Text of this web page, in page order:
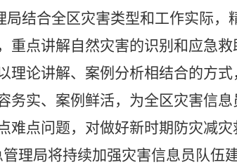
结合全区灾害类型和工作实际，
重点讲解自然灾害的识别和应急
理论讲解、案例分析相结合的方
务实、案例鲜活，为全区灾害信
难点问题，对做好新时期防灾减灾
理局将持续加强灾害信息员队伍